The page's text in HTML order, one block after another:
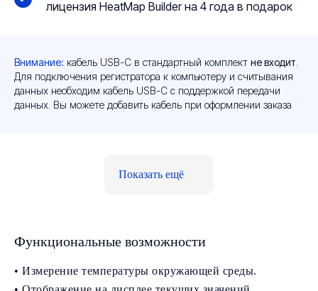
лицензия HeatMap Builder на 4 года в подарок
Внимание: кабель USB-C в стандартный комплект не входит
Для подключения регистратора к компьютеру и считывания
данных необходим кабель USB-C с поддержкой передачи
данных. Вы можете добавить кабель при оформлении заказа
Показать ещё
Функциональные возможности
• Измерение температуры окружающей среды.